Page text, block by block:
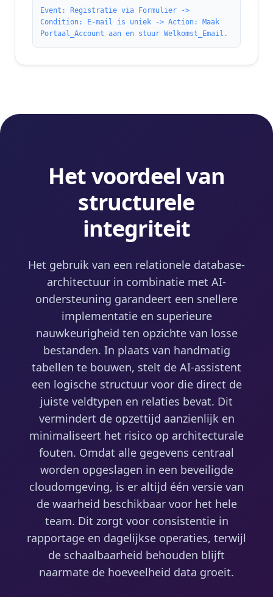
Event: Registratie via Formulier ->
Condition: E-mail is uniek -> Action: Maak
Portaal_Account aan en stuur Welkomst_Email.
Het voordeel van
structurele
integriteit
Het gebruik van een relationele database-
architectuur in combinatie met AI-
ondersteuning garandeert een snellere
implementatie en superieure
nauwkeurigheid ten opzichte van losse
bestanden. In plaats van handmatig
tabellen te bouwen, stelt de AI-assistent
een logische structuur voor die direct de
juiste veldtypen en relaties bevat. Dit
vermindert de opzettijd aanzienlijk en
minimaliseert het risico op architecturale
fouten. Omdat alle gegevens centraal
worden opgeslagen in een beveiligde
cloudomgeving, is er altijd één versie van
de waarheid beschikbaar voor het hele
team. Dit zorgt voor consistentie in
rapportage en dagelijkse operaties, terwijl
de schaalbaarheid behouden blijft
naarmate de hoeveelheid data groeit.